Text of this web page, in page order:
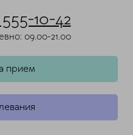
10-42
09.00-21.00
прием